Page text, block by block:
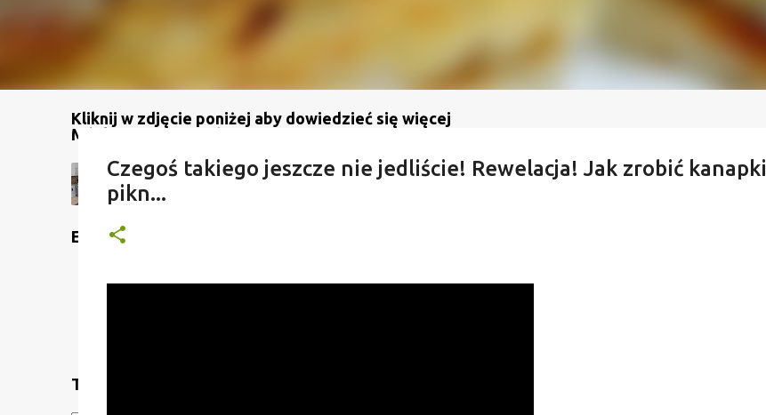
Kliknij w zdjęcie poniżej aby dowiedzieć się więcej
Mój kanał na YouTube
Etykiety
Translate
Czegoś takiego jeszcze nie jedliście! Rewelacja! Jak zrobić kanapki
pikn...